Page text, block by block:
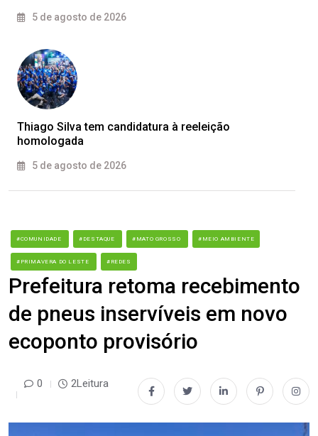
5 de agosto de 2026
Thiago Silva tem candidatura à reeleição
homologada
5 de agosto de 2026
#COMUNIDADE #DESTAQUE #MATO GROSSO #MEIO AMBIENTE
#PRIMAVERA DO LESTE #REDES
Prefeitura retoma recebimento
de pneus inservíveis em novo
ecoponto provisório
0 2Leitura